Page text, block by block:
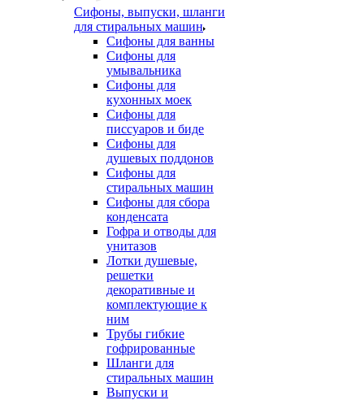
Сифоны, выпуски, шланги
для стиральных машин
Сифоны для ванны
Сифоны для
умывальника
Сифоны для
кухонных моек
Сифоны для
писсуаров и биде
Сифоны для
душевых поддонов
Сифоны для
стиральных машин
Сифоны для сбора
конденсата
Гофра и отводы для
унитазов
Лотки душевые,
решетки
декоративные и
комплектующие к
ним
Трубы гибкие
гофрированные
Шланги для
стиральных машин
Выпуски и